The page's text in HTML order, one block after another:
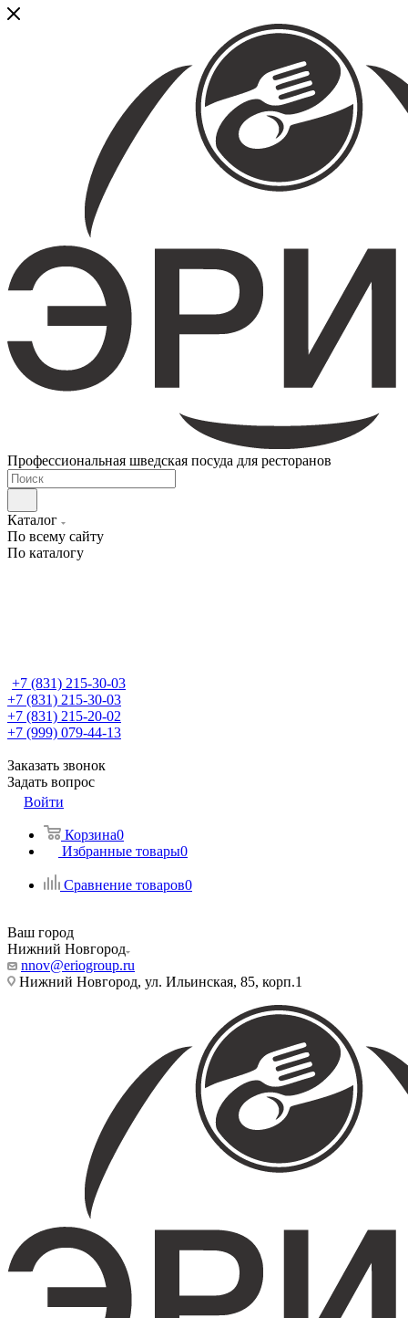
Профессиональная шведская посуда для ресторанов
Каталог
По всему сайту
По каталогу
+7 (831) 215-30-03
+7 (831) 215-30-03
+7 (831) 215-20-02
+7 (999) 079-44-13
Заказать звонок
Задать вопрос
Войти
Корзина0
Избранные товары0
Сравнение товаров0
Ваш город
Нижний Новгород
nnov@eriogroup.ru
Нижний Новгород, ул. Ильинская, 85, корп.1